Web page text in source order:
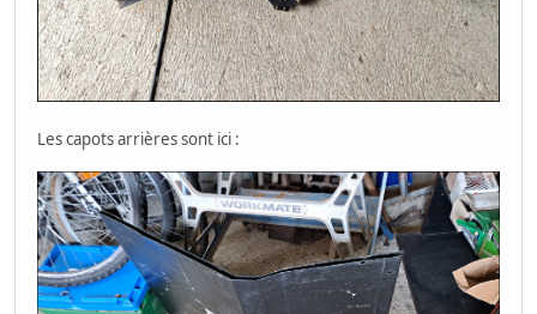
Les capots arrières sont ici :